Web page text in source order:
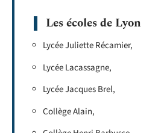
Les écoles de Lyon
Lycée Juliette Récamier,
Lycée Lacassagne,
Lycée Jacques Brel,
Collège Alain,